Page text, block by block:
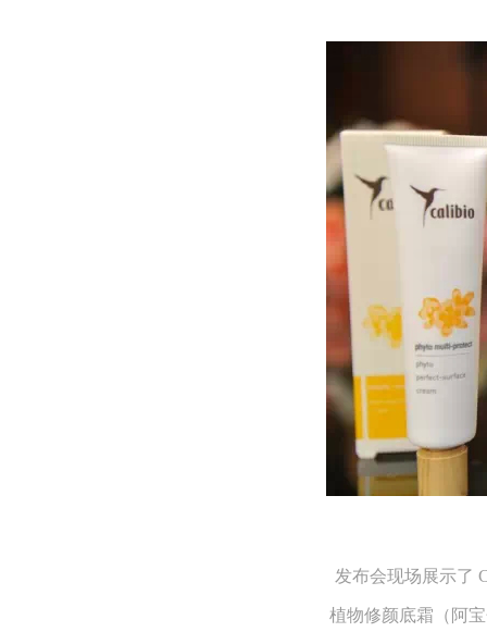
发布会现场展示了
植物修颜底霜（阿